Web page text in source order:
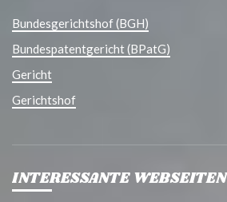
Bundesgerichtshof (BGH)
Bundespatentgericht (BPatG)
Gericht
Gerichtshof
INTERESSANTE WEBSEITEN